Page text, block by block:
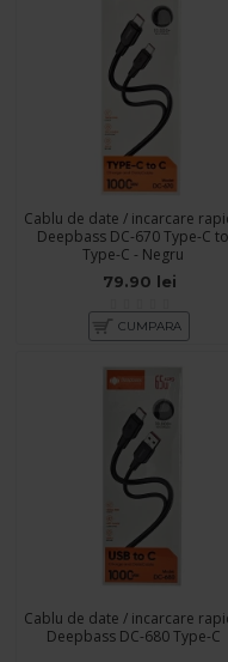
Cablu de date / incarcare
Deepbass DC-670 Type-C to
Type-C - Negru
79.90 lei
CUMPARA
Cablu de date / incarcare
Deepbass DC-680 Type-C